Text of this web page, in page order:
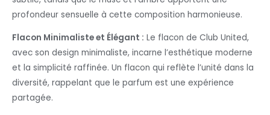
profondeur sensuelle à cette composition harmonieuse.
Flacon Minimaliste et Élégant : Le flacon de Club United,
avec son design minimaliste, incarne l’esthétique moderne
et la simplicité raffinée. Un flacon qui reflète l’unité dans la
diversité, rappelant que le parfum est une expérience
partagée.